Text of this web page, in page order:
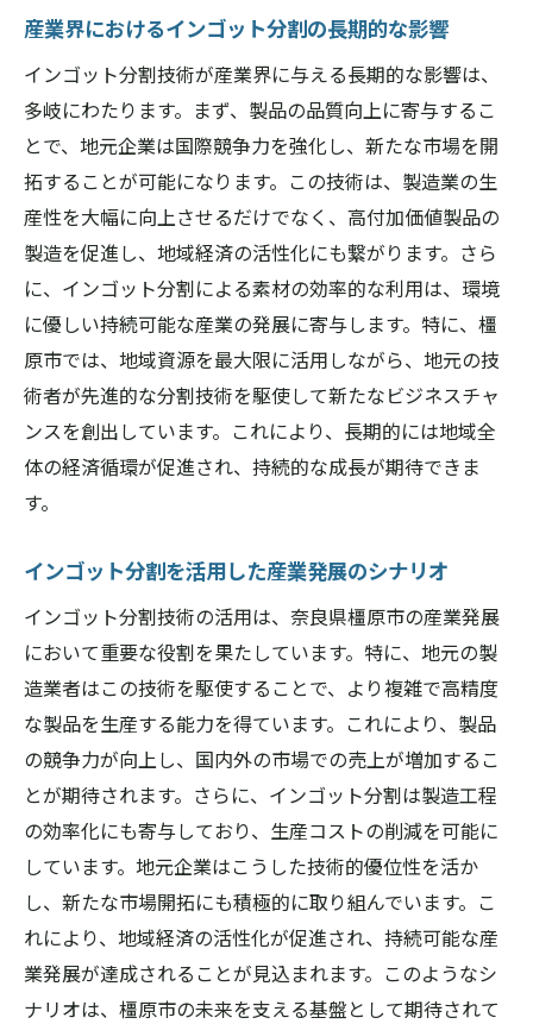
産業界におけるインゴット分割の長期的な影響
インゴット分割技術が産業界に与える長期的な影響は、
多岐にわたります。まず、製品の品質向上に寄与するこ
とで、地元企業は国際競争力を強化し、新たな市場を開
拓することが可能になります。この技術は、製造業の生
産性を大幅に向上させるだけでなく、高付加価値製品の
製造を促進し、地域経済の活性化にも繋がります。さら
に、インゴット分割による素材の効率的な利用は、環境
に優しい持続可能な産業の発展に寄与します。特に、橿
原市では、地域資源を最大限に活用しながら、地元の技
術者が先進的な分割技術を駆使して新たなビジネスチャ
ンスを創出しています。これにより、長期的には地域全
体の経済循環が促進され、持続的な成長が期待できま
す。
インゴット分割を活用した産業発展のシナリオ
インゴット分割技術の活用は、奈良県橿原市の産業発展
において重要な役割を果たしています。特に、地元の製
造業者はこの技術を駆使することで、より複雑で高精度
な製品を生産する能力を得ています。これにより、製品
の競争力が向上し、国内外の市場での売上が増加するこ
とが期待されます。さらに、インゴット分割は製造工程
の効率化にも寄与しており、生産コストの削減を可能に
しています。地元企業はこうした技術的優位性を活か
し、新たな市場開拓にも積極的に取り組んでいます。こ
れにより、地域経済の活性化が促進され、持続可能な産
業発展が達成されることが見込まれます。このようなシ
ナリオは、橿原市の未来を支える基盤として期待されて